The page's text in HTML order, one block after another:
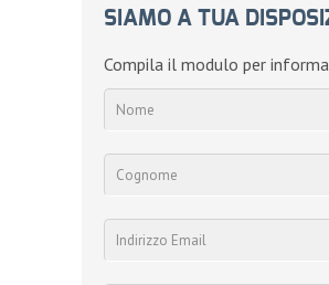
SIAMO A TUA
Compila il modulo per